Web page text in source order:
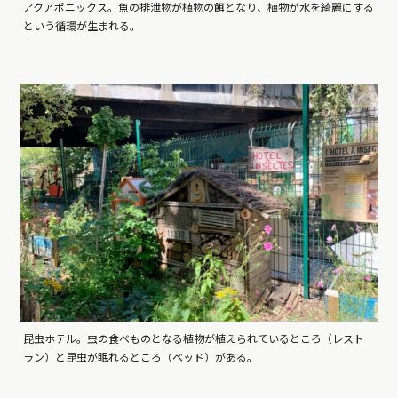
アクアポニックス。魚の排泄物が植物の餌となり、植物が水を綺麗にする
という循環が生まれる。
昆虫ホテル。虫の食べものとなる植物が植えられているところ（レスト
ラン）と昆虫が眠れるところ（ベッド）がある。